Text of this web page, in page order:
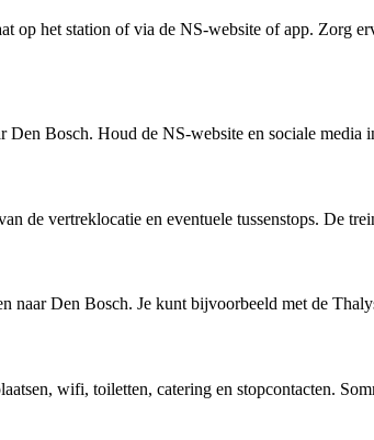
op het station of via de NS-website of app. Zorg
Bosch. Houd de NS-website en sociale media
de vertreklocatie en eventuele tussenstops. De
naar Den Bosch. Je kunt bijvoorbeeld met de
wifi, toiletten, catering en stopcontacten.